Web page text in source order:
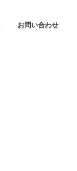
お問い合わせ